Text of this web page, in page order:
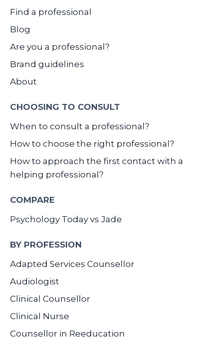
Find a professional
Blog
Are you a professional?
Brand guidelines
About
CHOOSING TO CONSULT
When to consult a professional?
How to choose the right professional?
How to approach the first contact with a
helping professional?
COMPARE
Psychology Today vs Jade
BY PROFESSION
Adapted Services Counsellor
Audiologist
Clinical Counsellor
Clinical Nurse
Counsellor in Reeducation